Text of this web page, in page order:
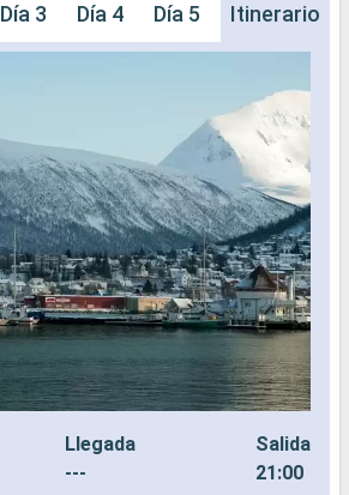
Día 3 Día 4 Día 5 Día 6 Día
Itinerario
Llegada
---
Salida
21:00